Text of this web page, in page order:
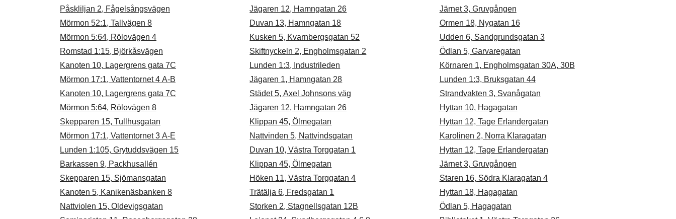
Påskliljan 2, Fågelsångsvägen
Mörmon 52:1, Tallvägen 8
Mörmon 5:64, Rölovägen 4
Romstad 1:15, Björkåsvägen
Kanoten 10, Lagergrens gata 7C
Mörmon 17:1, Vattentornet 4 A-B
Kanoten 10, Lagergrens gata 7C
Mörmon 5:64, Rölovägen 8
Skepparen 15, Tullhusgatan
Mörmon 17:1, Vattentornet 3 A-E
Lunden 1:105, Grytuddsvägen 15
Barkassen 9, Packhusallén
Skepparen 15, Sjömansgatan
Kanoten 5, Kanikenäsbanken 8
Nattviolen 15, Oldevigsgatan
Jägaren 12, Hamngatan 26
Duvan 13, Hamngatan 18
Kusken 5, Kvarnbergsgatan 52
Skiftnyckeln 2, Engholmsgatan 2
Lunden 1:3, Industrileden
Jägaren 1, Hamngatan 28
Städet 5, Axel Johnsons väg
Jägaren 12, Hamngatan 26
Klippan 45, Ölmegatan
Nattvinden 5, Nattvindsgatan
Duvan 10, Västra Torggatan 1
Klippan 45, Ölmegatan
Höken 11, Västra Torggatan 4
Trätälja 6, Fredsgatan 1
Storken 2, Stagnellsgatan 12B
Järnet 3, Gruvgången
Ormen 18, Nygatan 16
Udden 6, Sandgrundsgatan 3
Ödlan 5, Garvaregatan
Körnaren 1, Engholmsgatan 30A, 30B
Lunden 1:3, Bruksgatan 44
Strandvakten 3, Svanågatan
Hyttan 10, Hagagatan
Hyttan 12, Tage Erlandergatan
Karolinen 2, Norra Klaragatan
Hyttan 12, Tage Erlandergatan
Järnet 3, Gruvgången
Staren 16, Södra Klaragatan 4
Hyttan 18, Hagagatan
Ödlan 5, Hagagatan